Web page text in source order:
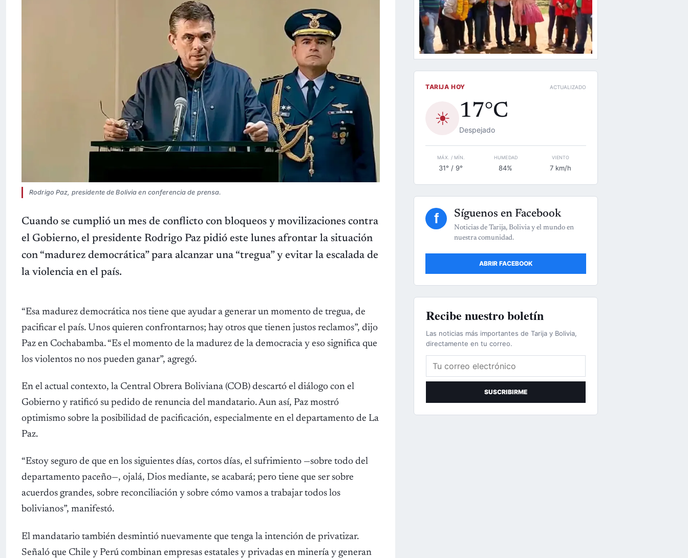
Rodrigo Paz, presidente de Bolivia en conferencia de prensa.
Cuando se cumplió un mes de conflicto con bloqueos y movilizaciones contra
el Gobierno, el presidente Rodrigo Paz pidió este lunes afrontar la situación
con “madurez democrática” para alcanzar una “tregua” y evitar la escalada de
la violencia en el país.
“Esa madurez democrática nos tiene que ayudar a generar un momento de tregua, de
pacificar el país. Unos quieren confrontarnos; hay otros que tienen justos reclamos”, dijo
Paz en Cochabamba. “Es el momento de la madurez de la democracia y eso significa que
los violentos no nos pueden ganar”, agregó.
En el actual contexto, la Central Obrera Boliviana (COB) descartó el diálogo con el
Gobierno y ratificó su pedido de renuncia del mandatario. Aun así, Paz mostró
optimismo sobre la posibilidad de pacificación, especialmente en el departamento de La
Paz.
“Estoy seguro de que en los siguientes días, cortos días, el sufrimiento —sobre todo del
departamento paceño—, ojalá, Dios mediante, se acabará; pero tiene que ser sobre
acuerdos grandes, sobre reconciliación y sobre cómo vamos a trabajar todos los
bolivianos”, manifestó.
El mandatario también desmintió nuevamente que tenga la intención de privatizar.
Señaló que Chile y Perú combinan empresas estatales y privadas en minería y generan
TARIJA HOY ACTUALIZADO
☀ 17°C
Despejado
MÁX. / MÍN.
31° / 9°
HUMEDAD
84%
VIENTO
7 km/h
f Síguenos en Facebook
Noticias de Tarija, Bolivia y el mundo en
nuestra comunidad.
ABRIR FACEBOOK
Recibe nuestro boletín
Las noticias más importantes de Tarija y Bolivia,
directamente en tu correo.
Correo electrónico
SUSCRIBIRME